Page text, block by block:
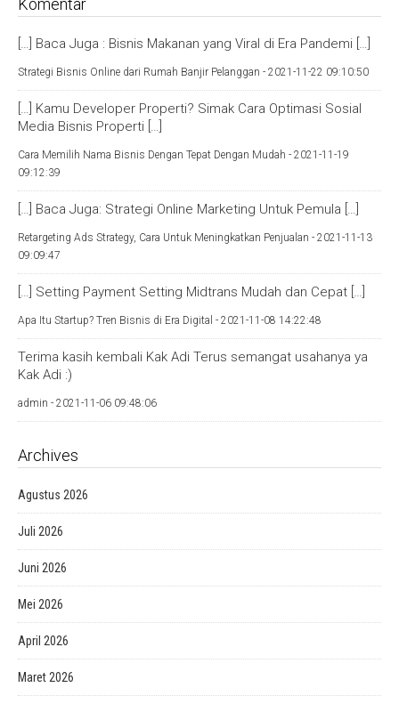
Komentar
[…] Baca Juga : Bisnis Makanan yang Viral di Era Pandemi […]
Strategi Bisnis Online dari Rumah Banjir Pelanggan - 2021-11-22 09:10:50
[…] Kamu Developer Properti? Simak Cara Optimasi Sosial
Media Bisnis Properti […]
Cara Memilih Nama Bisnis Dengan Tepat Dengan Mudah - 2021-11-19
09:12:39
[…] Baca Juga: Strategi Online Marketing Untuk Pemula […]
Retargeting Ads Strategy, Cara Untuk Meningkatkan Penjualan - 2021-11-13
09:09:47
[…] Setting Payment Setting Midtrans Mudah dan Cepat […]
Apa Itu Startup? Tren Bisnis di Era Digital - 2021-11-08 14:22:48
Terima kasih kembali Kak Adi Terus semangat usahanya ya
Kak Adi :)
admin - 2021-11-06 09:48:06
Archives
Agustus 2026
Juli 2026
Juni 2026
Mei 2026
April 2026
Maret 2026